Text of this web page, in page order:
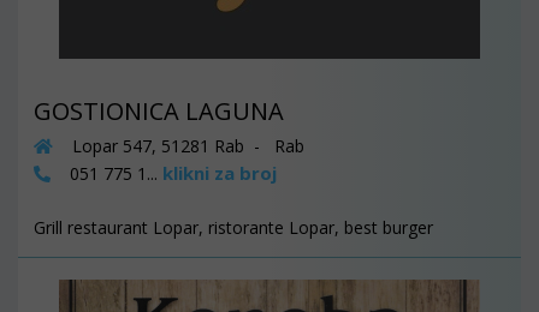
GOSTIONICA LAGUNA
Lopar 547, 51281 Rab - Rab
051 775 1... klikni za broj
Grill restaurant Lopar, ristorante Lopar, best burger